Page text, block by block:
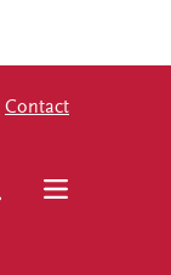
Contact